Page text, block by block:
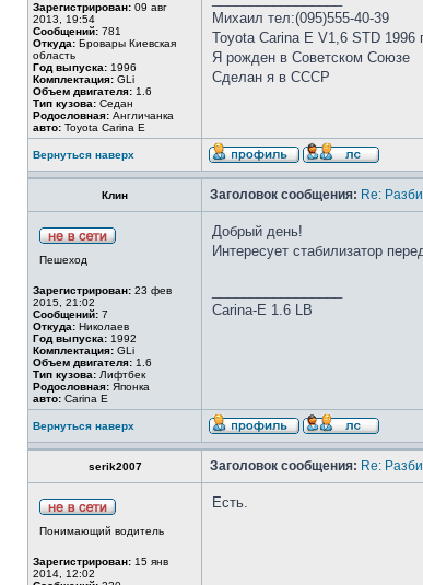
Зарегистрирован: 09 авг
2013, 19:54
Сообщений: 781
Откуда: Бровары Киевская
область
Год выпуска: 1996
Комплектация: GLi
Объем двигателя: 1.6
Тип кузова: Седан
Родословная: Англичанка
авто: Toyota Carina E
Михаил тел:(095)555-40-39
Toyota Carina E V1,6 STD 1996
Я рожден в Советском Союзе
Сделан я в СССР
Вернуться наверх
Клин Заголовок сообщения: Re:
Пешеход
Зарегистрирован: 23 фев
2015, 21:02
Сообщений: 7
Откуда: Николаев
Год выпуска: 1992
Комплектация: GLi
Объем двигателя: 1.6
Тип кузова: Лифтбек
Родословная: Японка
авто: Carina E
Добрый день!
Интересует стабилизатор
Сarina-E 1.6 LB
Вернуться наверх
serik2007 Заголовок сообщения: Re:
Понимающий водитель
Зарегистрирован: 15 янв
2014, 12:02
Есть.